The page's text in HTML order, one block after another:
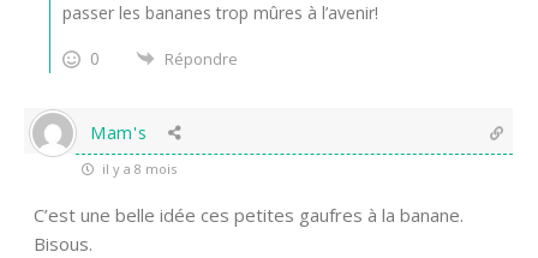
passer les bananes trop mûres à l’avenir!
0
Répondre
Mam's
il y a 8 mois
C’est une belle idée ces petites gaufres à la banane.
Bisous.